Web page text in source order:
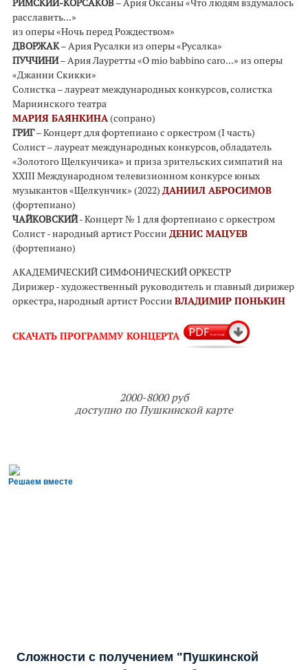
РИМСКИЙ-КОРСАКОВ– Ария Оксаны «Что людям вздумалось
расславить...»
из оперы «Ночь перед Рождеством»
ДВОРЖАК– Ария Русалки из оперы «Русалка»
ПУЧЧИНИ– Ария Лауретты «O mio babbino caro...» из оперы
«Джанни Скикки»
Солистка – лауреат международных конкурсов, солистка
Мариинского театра
МАРИЯ БАЯНКИНА(сопрано)
ГРИГ– Концерт для фортепиано с оркестром (I часть)
Солист – лауреат международных конкурсов, обладатель
«Золотого Щелкунчика» и приза зрительских симпатий на
XXIII Международном телевизионном конкурсе юных
музыкантов «Щелкунчик» (2022) ДАНИИЛ АБРОСИМОВ
(фортепиано)
ЧАЙКОВСКИЙ- Концерт № 1 для фортепиано с оркестром
Солист - народный артист России ДЕНИС МАЦУЕВ
(фортепиано)
АКАДЕМИЧЕСКИЙ СИМФОНИЧЕСКИЙ ОРКЕСТР
Дирижер - художественный руководитель и главный дирижер
оркестра, народный артист России ВЛАДИМИР ПОНЬКИН
СКАЧАТЬ ПРОГРАММУ КОНЦЕРТА
2000-8000 руб
доступно по Пушкинской карте
Решаем вместе
Сложности с получением "Пушкинской